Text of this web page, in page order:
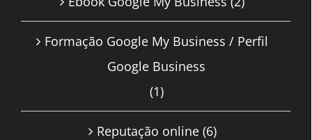
Formação Google My Business / Perfil
Google Business
(1)
Reputação online (6)